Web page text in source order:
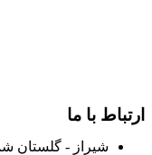
ارتباط با ما
شیراز - گلستان